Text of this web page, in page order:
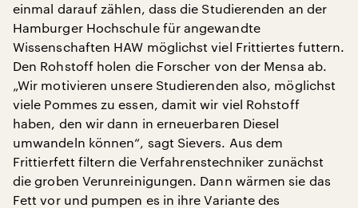
einmal darauf zählen, dass die Studierenden an der
Hamburger Hochschule für angewandte
Wissenschaften HAW möglichst viel Frittiertes futtern.
Den Rohstoff holen die Forscher von der Mensa ab.
„Wir motivieren unsere Studierenden also, möglichst
viele Pommes zu essen, damit wir viel Rohstoff
haben, den wir dann in erneuerbaren Diesel
umwandeln können“, sagt Sievers. Aus dem
Frittierfett filtern die Verfahrenstechniker zunächst
die groben Verunreinigungen. Dann wärmen sie das
Fett vor und pumpen es in ihre Variante des